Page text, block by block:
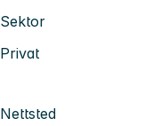
Sektor
Privat
Nettsted